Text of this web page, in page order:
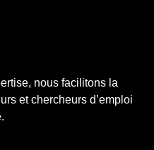
nous facilitons la
et chercheurs d’emploi